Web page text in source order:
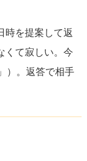
時を提案して返
くて寂しい。今
）。返答で相手